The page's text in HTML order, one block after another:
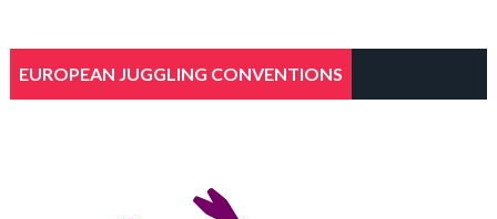
EUROPEAN JUGGLING CONVENTIONS